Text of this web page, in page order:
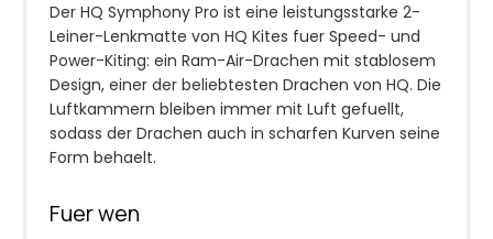
Der HQ Symphony Pro ist eine leistungsstarke 2-
Leiner-Lenkmatte von HQ Kites fuer Speed- und
Power-Kiting: ein Ram-Air-Drachen mit stablosem
Design, einer der beliebtesten Drachen von HQ. Die
Luftkammern bleiben immer mit Luft gefuellt,
sodass der Drachen auch in scharfen Kurven seine
Form behaelt.
Fuer wen